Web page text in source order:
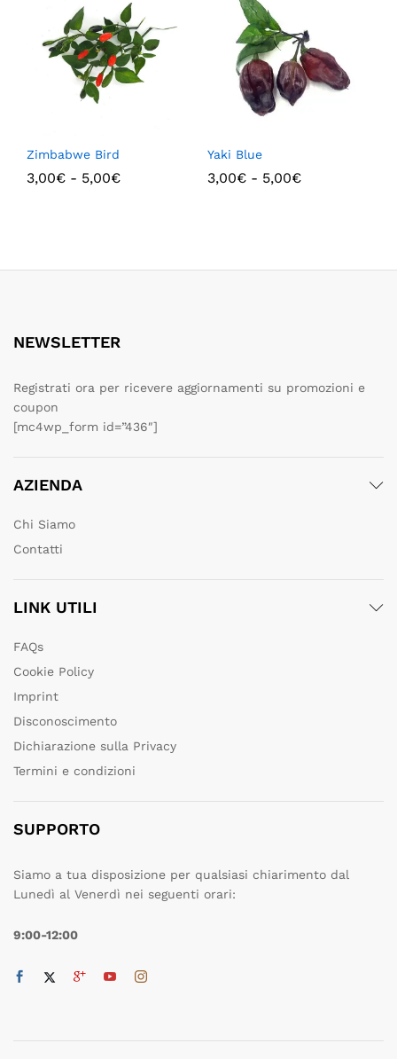
Zimbabwe Bird
3,00€ - 5,00€
Yaki Blue
3,00€ - 5,00€
NEWSLETTER
Registrati ora per ricevere aggiornamenti su promozioni e
coupon
[mc4wp_form id=”436″]
AZIENDA
Chi Siamo
Contatti
LINK UTILI
FAQs
Cookie Policy
Imprint
Disconoscimento
Dichiarazione sulla Privacy
Termini e condizioni
SUPPORTO
Siamo a tua disposizione per qualsiasi chiarimento dal
Lunedì al Venerdì nei seguenti orari:
9:00-12:00